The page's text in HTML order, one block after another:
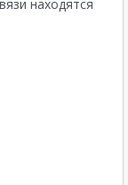
находятся